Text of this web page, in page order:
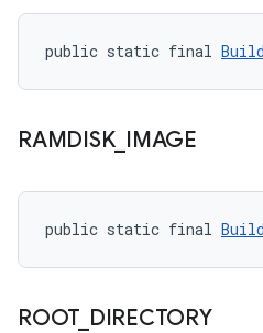
public static final
RAMDISK_ IMAGE
public static final
ROOT_ DIRECTORY